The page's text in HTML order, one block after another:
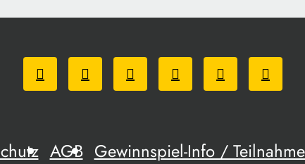
AGB Gewinnspiel-Info /